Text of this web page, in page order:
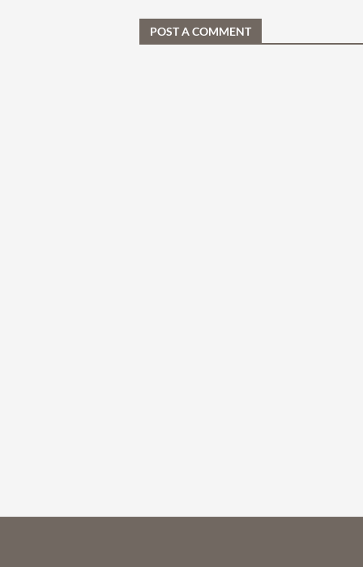
POST A COMMENT